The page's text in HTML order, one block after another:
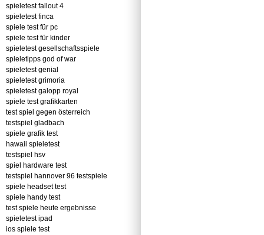
spieletest fallout 4
spieletest finca
spiele test für pc
spiele test für kinder
spieletest gesellschaftsspiele
spieletipps god of war
spieletest genial
spieletest grimoria
spieletest galopp royal
spiele test grafikkarten
test spiel gegen österreich
testspiel gladbach
spiele grafik test
hawaii spieletest
testspiel hsv
spiel hardware test
testspiel hannover 96 testspiele
spiele headset test
spiele handy test
test spiele heute ergebnisse
spieletest ipad
ios spiele test